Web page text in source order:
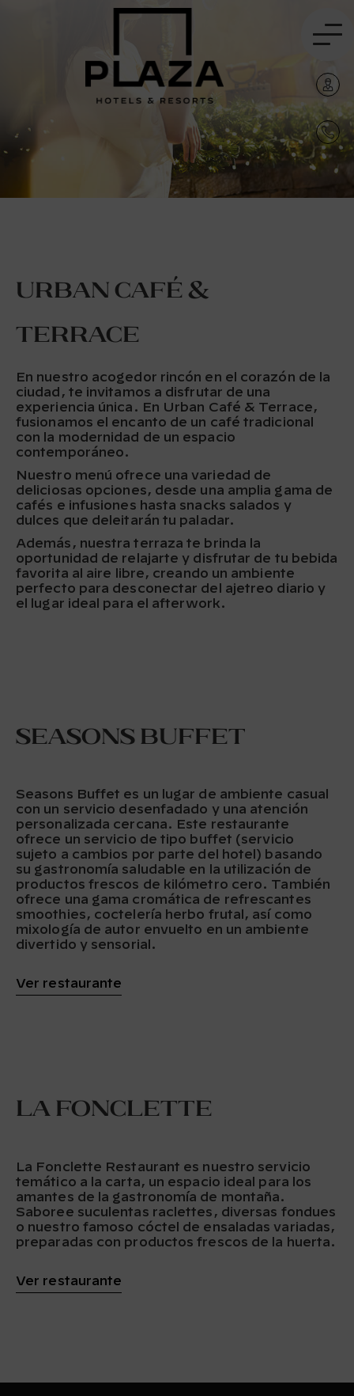
Urban Café &
Terrace
En nuestro acogedor rincón en el corazón de la
ciudad, te invitamos a disfrutar de una
experiencia única. En Urban Café & Terrace,
fusionamos el encanto de un café tradicional
con la modernidad de un espacio
contemporáneo.
Nuestro menú ofrece una variedad de
deliciosas opciones, desde una amplia gama de
cafés e infusiones hasta snacks salados y
dulces que deleitarán tu paladar.
Además, nuestra terraza te brinda la
oportunidad de relajarte y disfrutar de tu bebida
favorita al aire libre, creando un ambiente
perfecto para desconectar del ajetreo diario y
el lugar ideal para el afterwork.
Seasons Buffet
Seasons Buffet es un lugar de ambiente casual
con un servicio desenfadado y una atención
personalizada cercana. Este restaurante
ofrece un servicio de tipo buffet (servicio
sujeto a cambios por parte del hotel) basando
su gastronomía saludable en la utilización de
productos frescos de kilómetro cero. También
ofrece una gama cromática de refrescantes
smoothies, coctelería herbo frutal, así como
mixología de autor envuelto en un ambiente
divertido y sensorial.
Ver restaurante
La Fonclette
La Fonclette Restaurant es nuestro servicio
temático a la carta, un espacio ideal para los
amantes de la gastronomía de montaña.
Saboree suculentas raclettes, diversas fondues
o nuestro famoso cóctel de ensaladas variadas,
preparadas con productos frescos de la huerta.
Ver restaurante